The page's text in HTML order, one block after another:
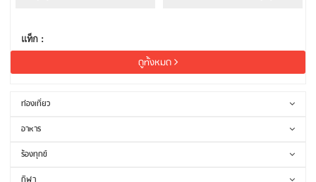
แท็ก :
ดูทั้งหมด
ท่องเที่ยว
อาหาร
ร้องทุกข์